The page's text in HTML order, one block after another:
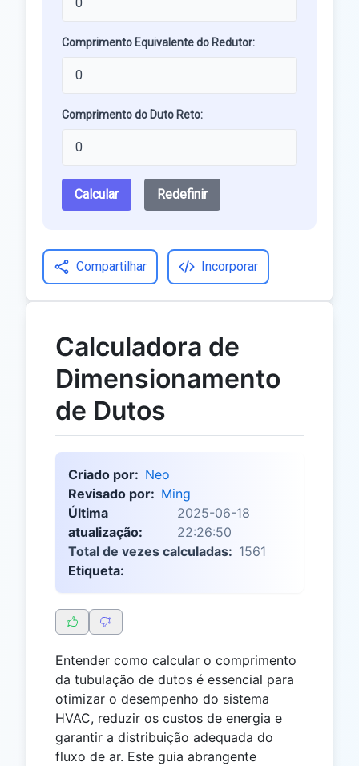
Comprimento Equivalente do Redutor:
Comprimento do Duto Reto:
Calcular Redefinir
Compartilhar Incorporar
Calculadora de
Dimensionamento
de Dutos
Criado por: Neo
Revisado por: Ming
Última
atualização:
2025-06-18
22:26:50
Total de vezes calculadas: 1561
Etiqueta:
Entender como calcular o comprimento
da tubulação de dutos é essencial para
otimizar o desempenho do sistema
HVAC, reduzir os custos de energia e
garantir a distribuição adequada do
fluxo de ar. Este guia abrangente